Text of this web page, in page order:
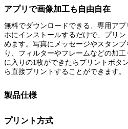
アプリで画像加工も自由自在
無料でダウンロードできる、専用アプ
ホにインストールするだけで、プリ
めます。写真にメッセージやスタン
り、フィルターやフレームなどの加
に入りの1枚ができたらプリントボタ
ら直接プリントすることができます。
製品仕様
プリント方式